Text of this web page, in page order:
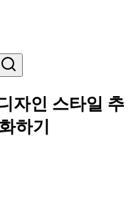
자인 스타일 추
하기